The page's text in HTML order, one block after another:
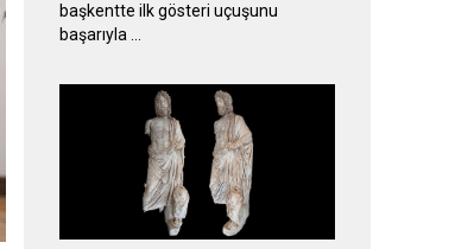
başkentte ilk gösteri uçuşunu
başarıyla …